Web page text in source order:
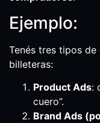
Ejemplo:
Tenés tres tipos
billeteras:
Product Ads:
cuero”.
Brand Ads